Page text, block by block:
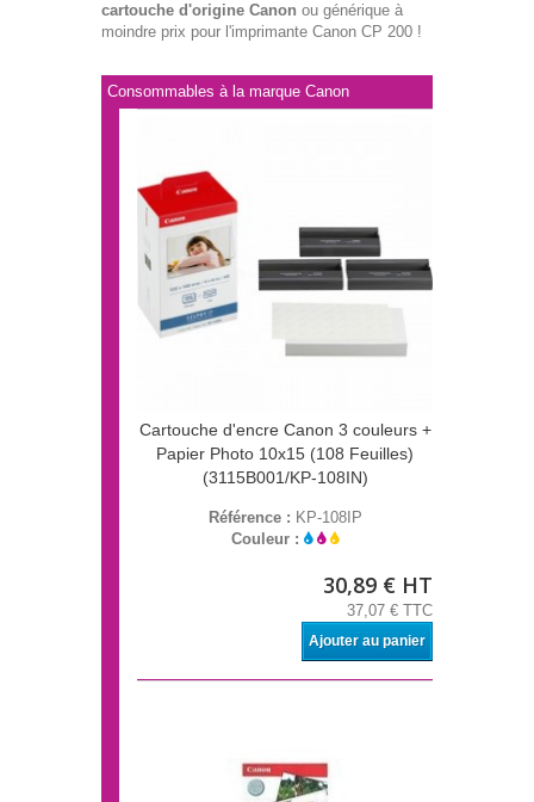
cartouche d'origine Canon ou générique à
moindre prix pour l'imprimante Canon CP 200 !
Consommables à la marque Canon
Cartouche d'encre Canon 3 couleurs +
Papier Photo 10x15 (108 Feuilles)
(3115B001/KP-108IN)
Référence : KP-108IP
Couleur :
30,89 € HT
37,07 € TTC
Ajouter au panier